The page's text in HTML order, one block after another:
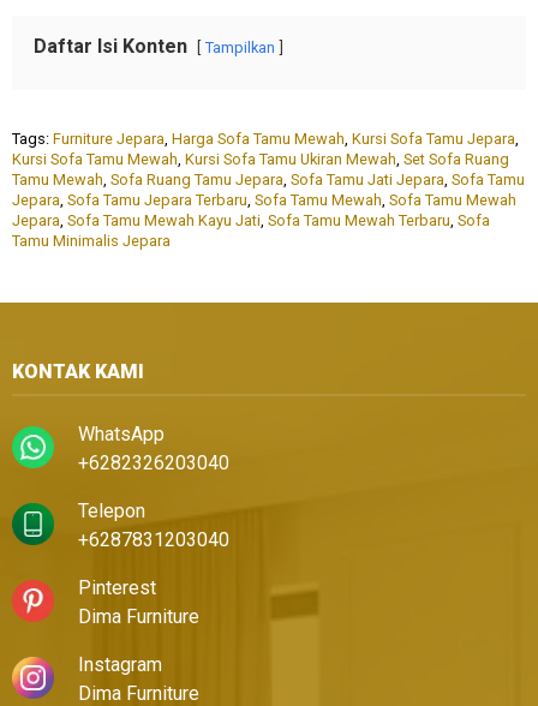
Daftar Isi Konten Tampilkan
Tags: Furniture Jepara Harga Sofa Tamu Mewah Kursi Sofa Tamu Jepara
Kursi Sofa Tamu Mewah Kursi Sofa Tamu Ukiran Mewah Set Sofa Ruang
Tamu Mewah Sofa Ruang Tamu Jepara Sofa Tamu Jati Jepara Sofa Tamu
Jepara Sofa Tamu Jepara Terbaru Sofa Tamu Mewah Sofa Tamu Mewah
Jepara Sofa Tamu Mewah Kayu Jati Sofa Tamu Mewah Terbaru Sofa
Tamu Minimalis Jepara
KONTAK KAMI
WhatsApp
+6282326203040
Telepon
+6287831203040
Pinterest
Dima Furniture
Instagram
Dima Furniture